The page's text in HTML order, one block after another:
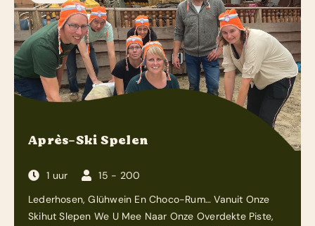
Après-Ski Spelen
1 uur
15 - 200
Lederhosen, Glühwein En Choco-Rum… Vanuit Onze
Skihut Slepen We U Mee Naar Onze Overdekte Piste,